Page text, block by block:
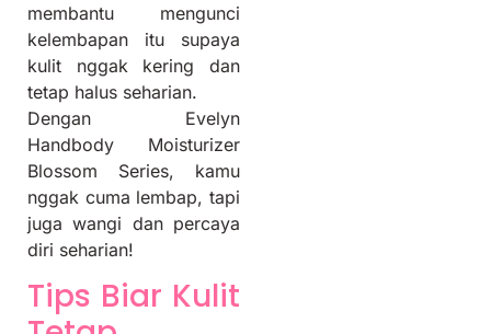
membantu mengunci
kelembapan itu supaya
kulit nggak kering dan
tetap halus seharian.
Dengan Evelyn
Handbody Moisturizer
Blossom Series, kamu
nggak cuma lembap, tapi
juga wangi dan percaya
diri seharian!
Tips Biar Kulit